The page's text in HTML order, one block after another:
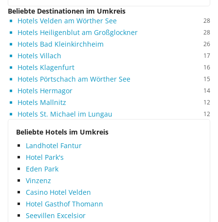
Beliebte Destinationen im Umkreis
Hotels Velden am Wörther See
28
Hotels Heiligenblut am Großglockner 28
Hotels Bad Kleinkirchheim 26
Hotels Villach 17
Hotels Klagenfurt 16
Hotels Pörtschach am Wörther See 15
Hotels Hermagor 14
Hotels Mallnitz 12
Hotels St. Michael im Lungau 12
Beliebte Hotels im Umkreis
Landhotel Fantur
Hotel Park's
Eden Park
Vinzenz
Casino Hotel Velden
Hotel Gasthof Thomann
Seevillen Excelsior